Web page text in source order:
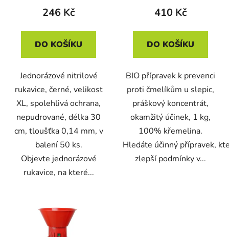
246 Kč
DO KOŠÍKU
Jednorázové nitrilové
rukavice, černé, velikost
XL, spolehlivá ochrana,
nepudrované, délka 30
cm, tloušťka 0,14 mm, v
balení 50 ks.
Objevte jednorázové
rukavice, na které...
410 Kč
DO KOŠÍKU
BIO přípravek k prevenci
proti čmelíkům u slepic,
práškový koncentrát,
okamžitý účinek, 1 kg,
100% křemelina.
Hledáte účinný přípravek,
zlepší podmínky v...